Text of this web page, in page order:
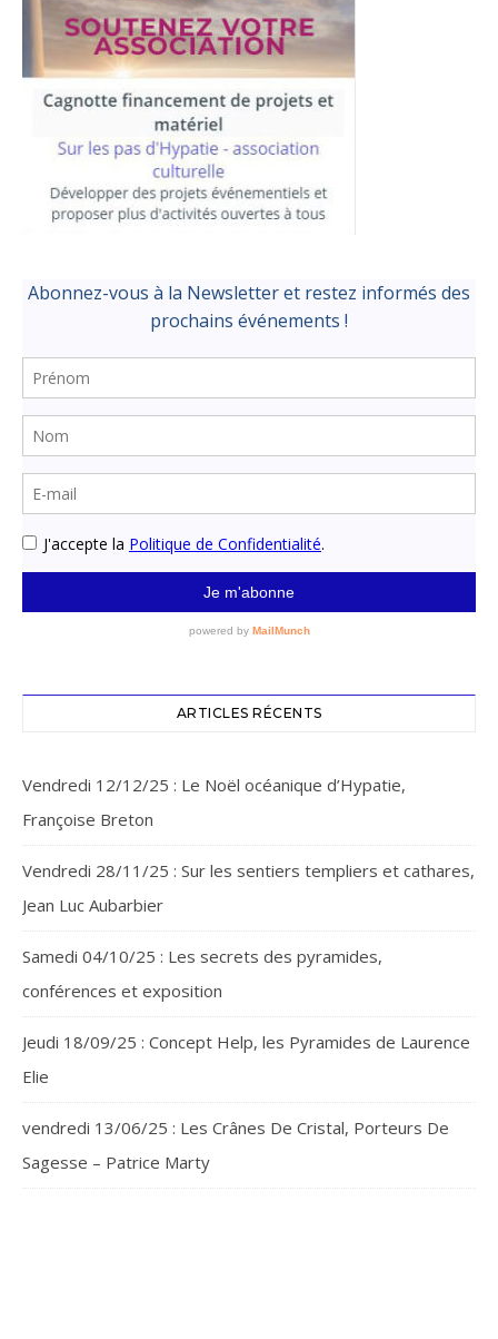
ARTICLES RÉCENTS
Vendredi 12/12/25 : Le Noël océanique d’Hypatie,
Françoise Breton
Vendredi 28/11/25 : Sur les sentiers templiers et cathares,
Jean Luc Aubarbier
Samedi 04/10/25 : Les secrets des pyramides,
conférences et exposition
Jeudi 18/09/25 : Concept Help, les Pyramides de Laurence
Elie
vendredi 13/06/25 : Les Crânes De Cristal, Porteurs De
Sagesse – Patrice Marty